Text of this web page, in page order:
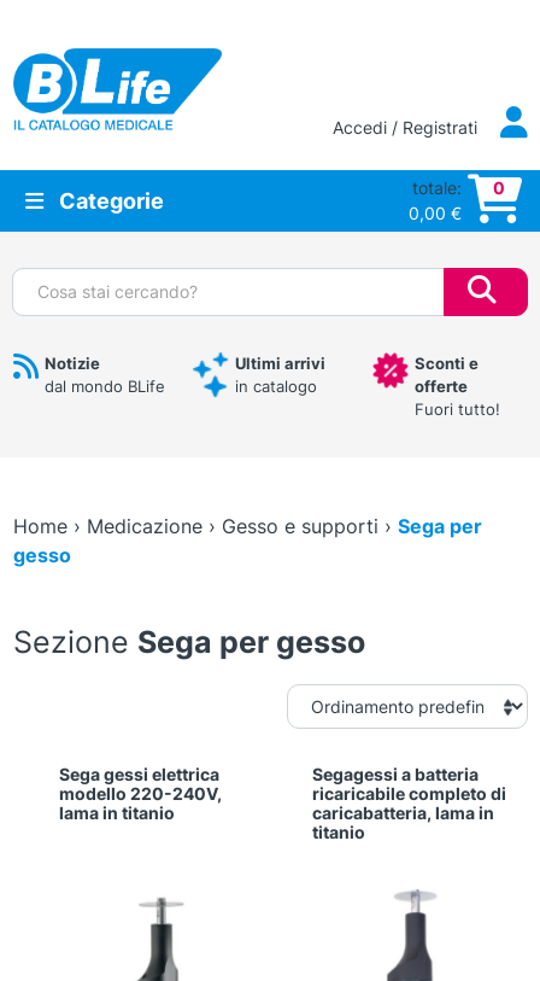
Vai al contenuto principale
Accedi / Registrati
Categorie
totale:
0,00 €
0
Cerca:
Notizie
dal mondo BLife
Ultimi arrivi
in catalogo
Sconti e
offerte
Fuori tutto!
Home› Medicazione› Gesso e supporti › Sega per
gesso
Sezione Sega per gesso
Sega gessi elettrica
modello 220-240V,
lama in titanio
Segagessi a batteria
ricaricabile completo di
caricabatteria, lama in
titanio